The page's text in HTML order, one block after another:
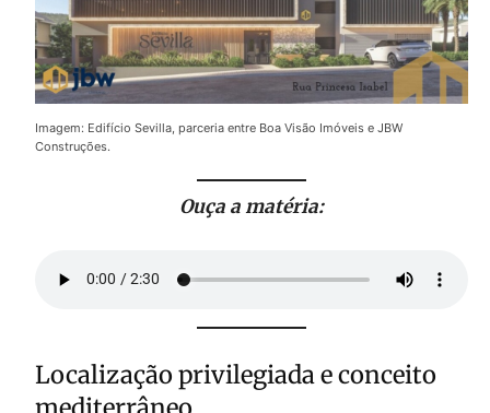
Imagem: Edifício Sevilla, parceria entre Boa Visão Imóveis e JBW
Construções.
Ouça a matéria:
Localização privilegiada e conceito